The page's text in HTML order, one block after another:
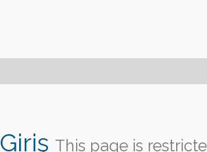
Giriş This page is